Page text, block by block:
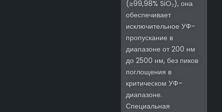
(≥99,98% SiO₂), она
обеспечивает
исключительное УФ-
пропускание в
диапазоне от 200 нм
до 2500 нм, без пиков
поглощения в
критическом УФ-
диапазоне.
Специальная